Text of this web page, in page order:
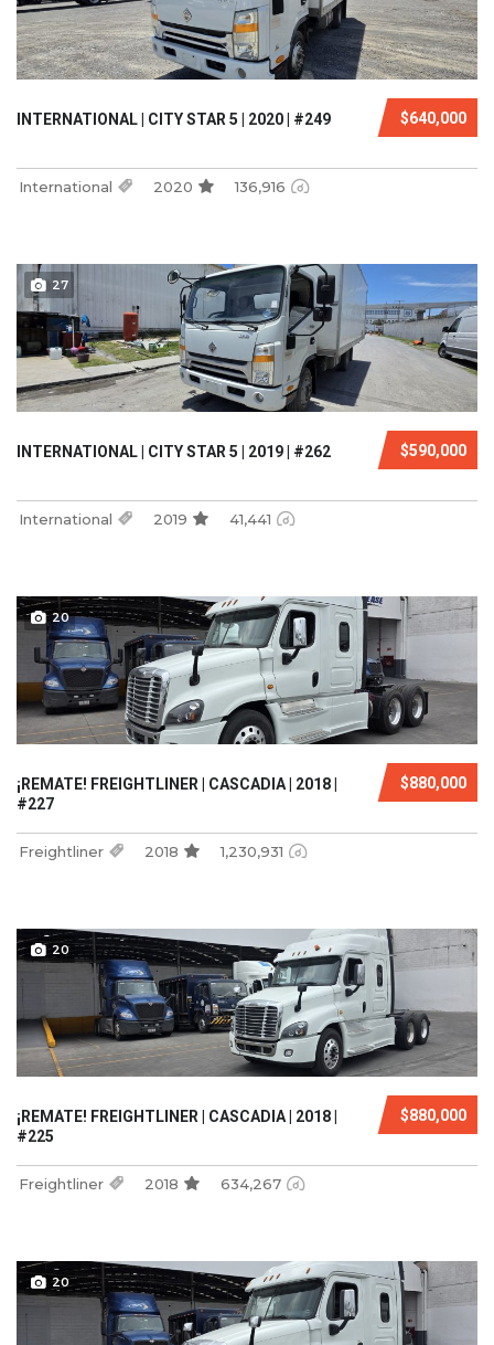
$640,000
INTERNATIONAL | CITY STAR 5 | 2020 | #249
International 2020 136,916
27
$590,000
INTERNATIONAL | CITY STAR 5 | 2019 | #262
International 2019 41,441
20
$880,000
¡REMATE! FREIGHTLINER | CASCADIA | 2018 |
#227
Freightliner 2018 1,230,931
20
$880,000
¡REMATE! FREIGHTLINER | CASCADIA | 2018 |
#225
Freightliner 2018 634,267
20